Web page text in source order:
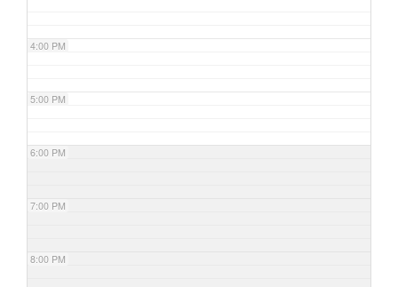
4:00 PM
5:00 PM
6:00 PM
7:00 PM
8:00 PM